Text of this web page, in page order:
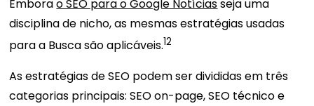
Emborao SEO para o Google Notíciasseja uma
disciplina de nicho, as mesmas estratégias usadas
para a Busca são aplicáveis.12
As estratégias de SEO podem ser divididas em três
categorias principais: SEO on-page, SEO técnico e